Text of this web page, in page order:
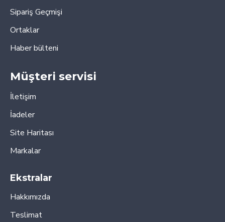
Sipariş Geçmişi
Ortaklar
Haber bülteni
Müşteri servisi
İletişim
İadeler
Site Haritası
Markalar
Ekstralar
Hakkımızda
Teslimat